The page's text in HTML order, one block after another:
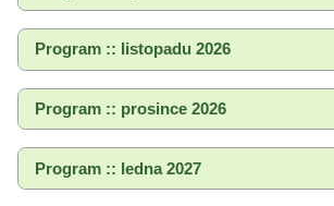
Program :: listopadu 2026
Program :: prosince 2026
Program :: ledna 2027